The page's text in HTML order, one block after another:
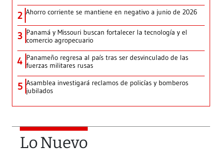
2 Ahorro corriente se mantiene en negativo a junio de 2026
3 Panamá y Missouri buscan fortalecer la tecnología y el
comercio agropecuario
4 Panameño regresa al país tras ser desvinculado de las
fuerzas militares rusas
5 Asamblea investigará reclamos de policías y bomberos
jubilados
Lo Nuevo